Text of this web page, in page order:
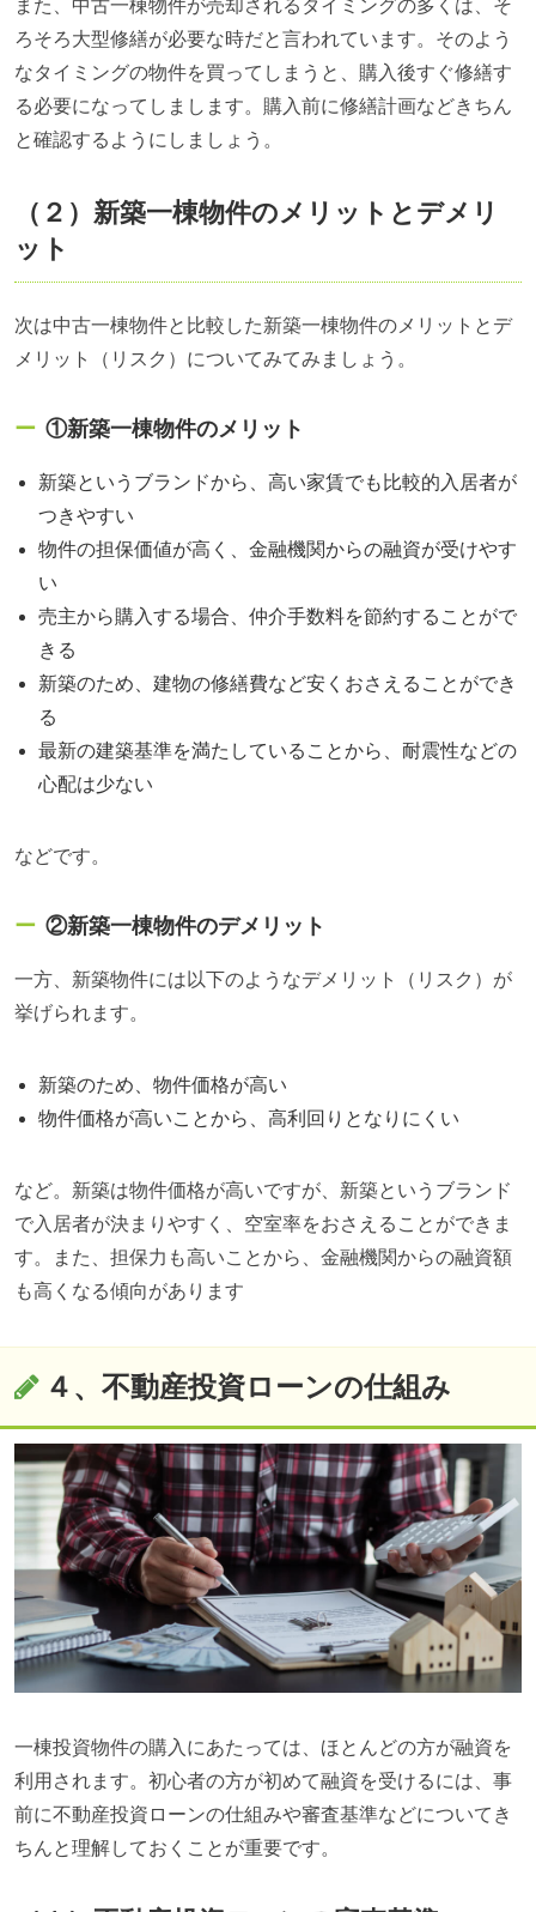
また、中古一棟物件が売却されるタイミングの多くは、そ
ろそろ大型修繕が必要な時だと言われています。そのよう
なタイミングの物件を買ってしまうと、購入後すぐ修繕す
る必要になってしまします。購入前に修繕計画などきちん
と確認するようにしましょう。
（２）新築一棟物件のメリットとデメリ
ット
次は中古一棟物件と比較した新築一棟物件のメリットとデ
メリット（リスク）についてみてみましょう。
①新築一棟物件のメリット
新築というブランドから、高い家賃でも比較的入居者が
つきやすい
物件の担保価値が高く、金融機関からの融資が受けやす
い
売主から購入する場合、仲介手数料を節約することがで
きる
新築のため、建物の修繕費など安くおさえることができ
る
最新の建築基準を満たしていることから、耐震性などの
心配は少ない
などです。
②新築一棟物件のデメリット
一方、新築物件には以下のようなデメリット（リスク）が
挙げられます。
新築のため、物件価格が高い
物件価格が高いことから、高利回りとなりにくい
など。新築は物件価格が高いですが、新築というブランド
で入居者が決まりやすく、空室率をおさえることができま
す。また、担保力も高いことから、金融機関からの融資額
も高くなる傾向があります
４、不動産投資ローンの仕組み
一棟投資物件の購入にあたっては、ほとんどの方が融資を
利用されます。初心者の方が初めて融資を受けるには、事
前に不動産投資ローンの仕組みや審査基準などについてき
ちんと理解しておくことが重要です。